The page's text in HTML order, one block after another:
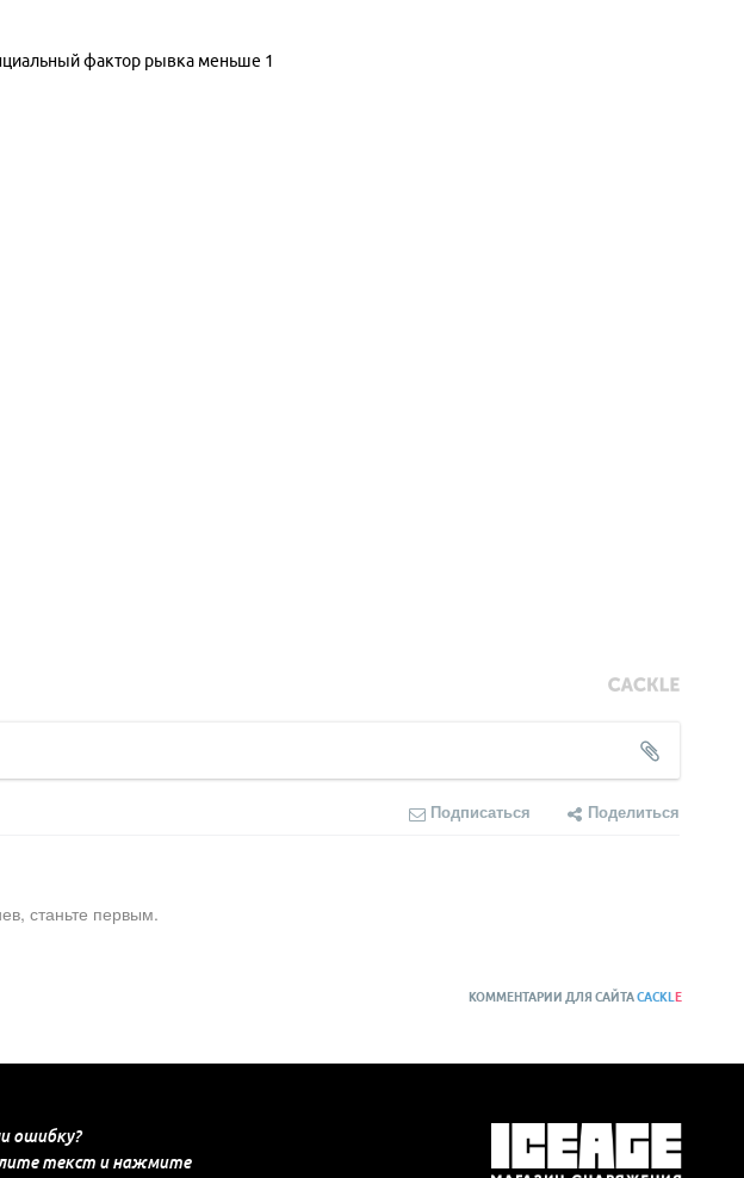
фактор рывка меньше 1
Подписаться Поделиться
станьте первым.
КОММЕНТАРИИ ДЛЯ САЙТАCACKL E
ошибку?
текст и нажмите